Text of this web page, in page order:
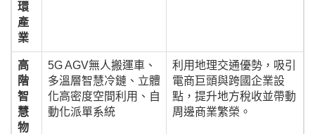
環
產
業
高
階
智
慧
物
5G AGV無人搬運車、
多溫層智慧冷鏈、立體
化高密度空間利用、自
動化派單系統
利用地理交通優勢，吸引
電商巨頭與跨國企業設
點，提升地方稅收並帶動
周邊商業繁榮。